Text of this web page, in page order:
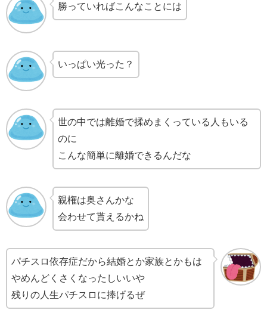
勝っていればこんなことには
いっぱい光った？
世の中では離婚で揉めまくっている人もいる
のに
こんな簡単に離婚できるんだな
親権は奥さんかな
会わせて貰えるかね
パチスロ依存症だから結婚とか家族とかもは
やめんどくさくなったしいいや
残りの人生パチスロに捧げるぜ